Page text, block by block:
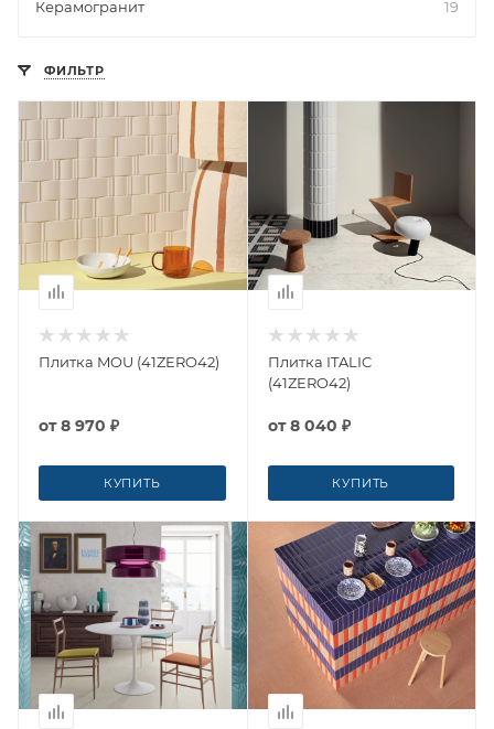
Керамогранит 19
ФИЛЬТР
Плитка MOU (41ZERO42)
от8 970 ₽
КУПИТЬ
Плитка ITALIC
(41ZERO42)
от8 040 ₽
КУПИТЬ